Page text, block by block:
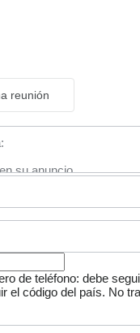
reunión
de teléfono: debe
el código del país. No